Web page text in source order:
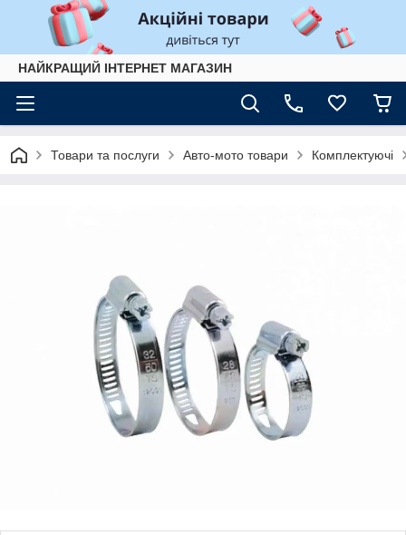
НАЙКРАЩИЙ ІНТЕРНЕТ МАГАЗИН
Товари та послуги Авто-мото товари Комплектуючі